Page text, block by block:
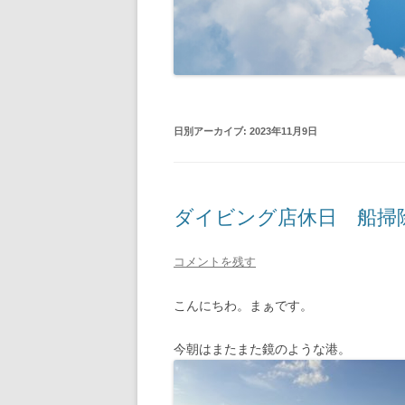
日別アーカイブ: 2023年11月9日
ダイビング店休日 船掃
コメントを残す
こんにちわ。まぁです。
今朝はまたまた鏡のような港。